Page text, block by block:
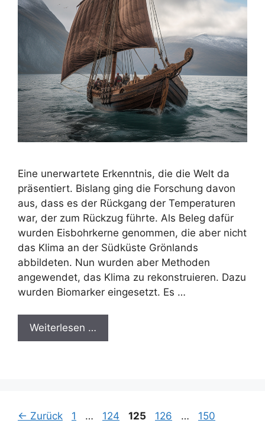
Eine unerwartete Erkenntnis, die die Welt da
präsentiert. Bislang ging die Forschung davon
aus, dass es der Rückgang der Temperaturen
war, der zum Rückzug führte. Als Beleg dafür
wurden Eisbohrkerne genommen, die aber nicht
das Klima an der Südküste Grönlands
abbildeten. Nun wurden aber Methoden
angewendet, das Klima zu rekonstruieren. Dazu
wurden Biomarker eingesetzt. Es …
Weiterlesen …
← Zurück Seite
1 … Seite
124 Seite
125 Seite
126 … Seite
150